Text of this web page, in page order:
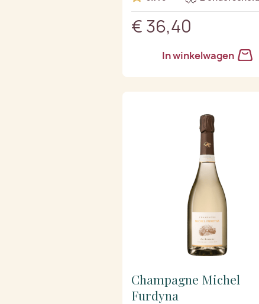
€ 36,40
In winkelwagen
Champagne Michel
Furdyna